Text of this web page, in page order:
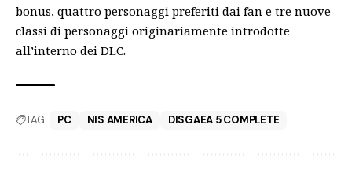
bonus, quattro personaggi preferiti dai fan e tre nuove
classi di personaggi originariamente introdotte
all’interno dei DLC.
TAG: PC NIS AMERICA DISGAEA 5 COMPLETE